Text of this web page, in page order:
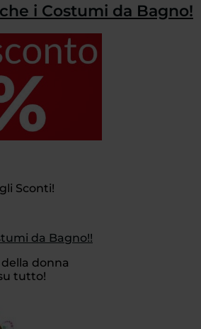
i Costumi da Bagno!
Sconti!
da Bagno!!
donna
tutto!